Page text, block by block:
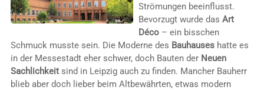
Strömungen beeinflusst.
Bevorzugt wurde das Art
Déco– ein bisschen
Schmuck musste sein. Die Moderne des Bauhauseshatte es
in der Messestadt eher schwer, doch Bauten der Neuen
Sachlichkeitsind in Leipzig auch zu finden. Mancher Bauherr
blieb aber doch lieber beim Altbewährten, etwas modern